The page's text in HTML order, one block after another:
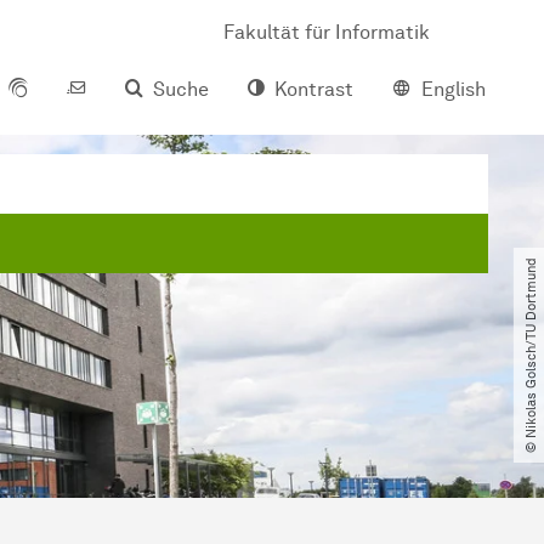
Fakultät für Informatik
Suche Kontrast English
© Nikolas Golsch​/​TU Dortmund